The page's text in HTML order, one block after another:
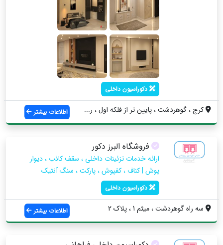
دکوراسیون داخلی
کرج ، گوهردشت ، پایین تر از فلکه اول ، ر... اطلاعات بیشتر
فروشگاه البرز دکور
ارائه خدمات تزئینات داخلی ، سقف کاذب ، دیوار
پوش | کناف ، کفپوش ، پارکت ، سنگ آنتیک
دکوراسیون داخلی
سه راه گوهردشت ، میثم 1 ، پلاک 2 اطلاعات بیشتر